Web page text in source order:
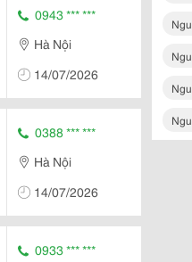
0943 *** ***
Hà Nội
14/07/2026
0388 *** ***
Hà Nội
14/07/2026
0933 *** ***